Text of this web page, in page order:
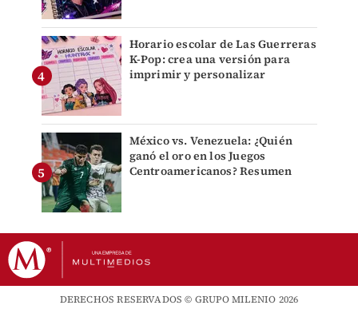
Horario escolar de Las Guerreras
K-Pop: crea una versión para
imprimir y personalizar
México vs. Venezuela: ¿Quién
ganó el oro en los Juegos
Centroamericanos? Resumen
DERECHOS RESERVADOS © GRUPO MILENIO 2026